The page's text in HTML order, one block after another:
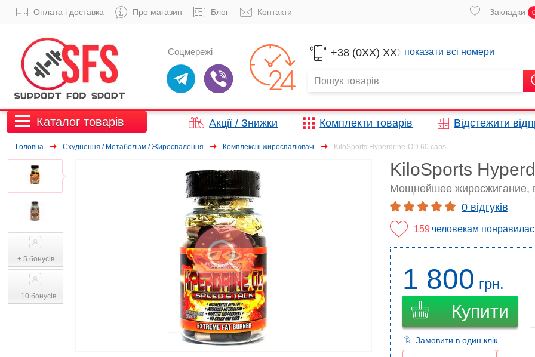
Оплата і доставка Про магазин Блог Контакти Закладки
Соцмережі +38 (0XX) XXXпоказати всі номери
Каталог товарів Акції / Знижки Комплекти товарів Відстежити
Головна Схуднення / Метаболізм / Жироспалення Комплексні жироспалювачі KiloSports Hyperdrine-OD 60 caps
+ 5 бонусів
+ 10 бонусів
KiloSports
Мощнейшее жиросжигание,
0 відгуків
159 человекам
1 800 грн.
Купити
Замовити в один клік